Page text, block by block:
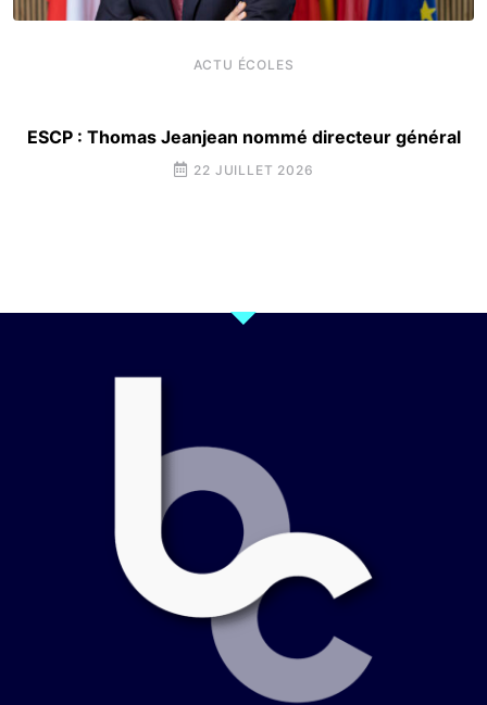
ACTU ÉCOLES
ESCP : Thomas Jeanjean nommé directeur général
22 JUILLET 2026